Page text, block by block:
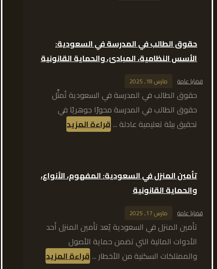
حقوق الطالب في المدرسة في السعودية:
الأسس النظامية، المبادئ، والحماية القانونية
قضايا عامة مارس 18, 2025
حقوق الطالب في المدرسة في السعودية تُمثِّل
حقوق الطالب في المدرسة محورًا جوهريًا في
تحقيق بيئة تعليمية عادلة ...قراءة المزيد
تأمين المنزل في السعودية: المفهوم، الأنواع،
والحماية القانونية
قضايا عامة مارس 17, 2025
تأمين المنزل في السعودية يُعد تأمين المنزل أحد
الأدوات المالية التي تضمن حماية الأصول
والممتلكات السكنية من الأخطار ...قراءة المزيد